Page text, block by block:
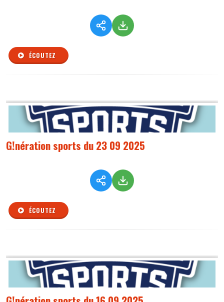
ÉCOUTEZ
G!nération sports du 23 09 2025
ÉCOUTEZ